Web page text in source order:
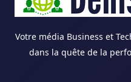
Votre média Business et
dans la quête de la